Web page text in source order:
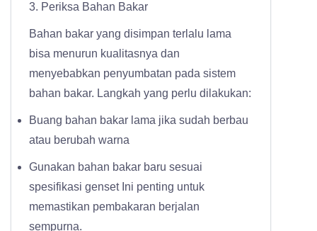
3. Periksa Bahan Bakar
Bahan bakar yang disimpan terlalu lama
bisa menurun kualitasnya dan
menyebabkan penyumbatan pada sistem
bahan bakar. Langkah yang perlu dilakukan:
Buang bahan bakar lama jika sudah berbau
atau berubah warna
Gunakan bahan bakar baru sesuai
spesifikasi gensetIni penting untuk
memastikan pembakaran berjalan
sempurna.